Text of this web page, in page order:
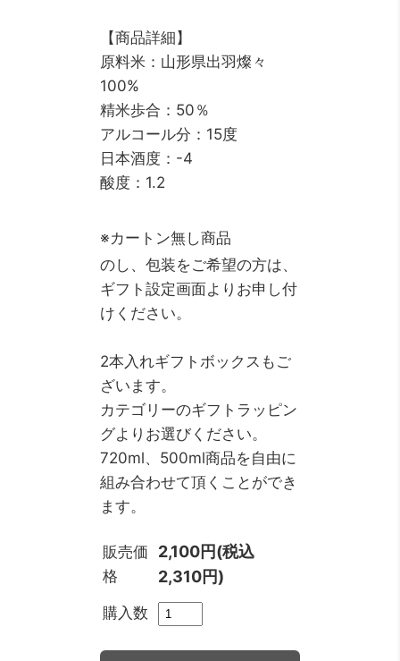
【商品詳細】
原料米：山形県出羽燦々
100%
精米歩合：50％
アルコール分：15度
日本酒度：-4
酸度：1.2
※カートン無し商品
のし、包装をご希望の方は、
ギフト設定画面よりお申し付
けください。
2本入れギフトボックスもご
ざいます。
カテゴリーのギフトラッピン
グよりお選びください。
720ml、500ml商品を自由に
組み合わせて頂くことができ
ます。
販売価
格
2,100円(税込
2,310円)
購入数